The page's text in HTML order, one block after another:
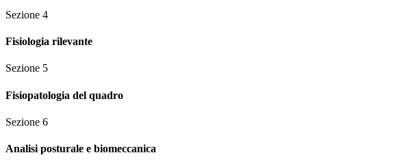
Sezione 4
Fisiologia rilevante
Sezione 5
Fisiopatologia del quadro
Sezione 6
Analisi posturale e biomeccanica